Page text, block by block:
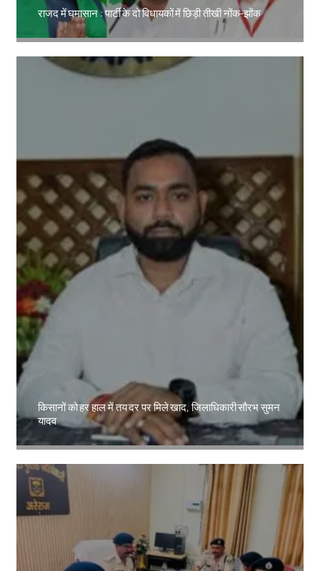
राजद में घमासान : पार्टी के दो विधायकों में छिड़ी तीखी नोंक-झोंक
Amit Lekh
किसानों को हर हाल में तय दर पर मिले खाद, जिलाधिकारी सौरभ सुमन
यादव
Amit Lekh